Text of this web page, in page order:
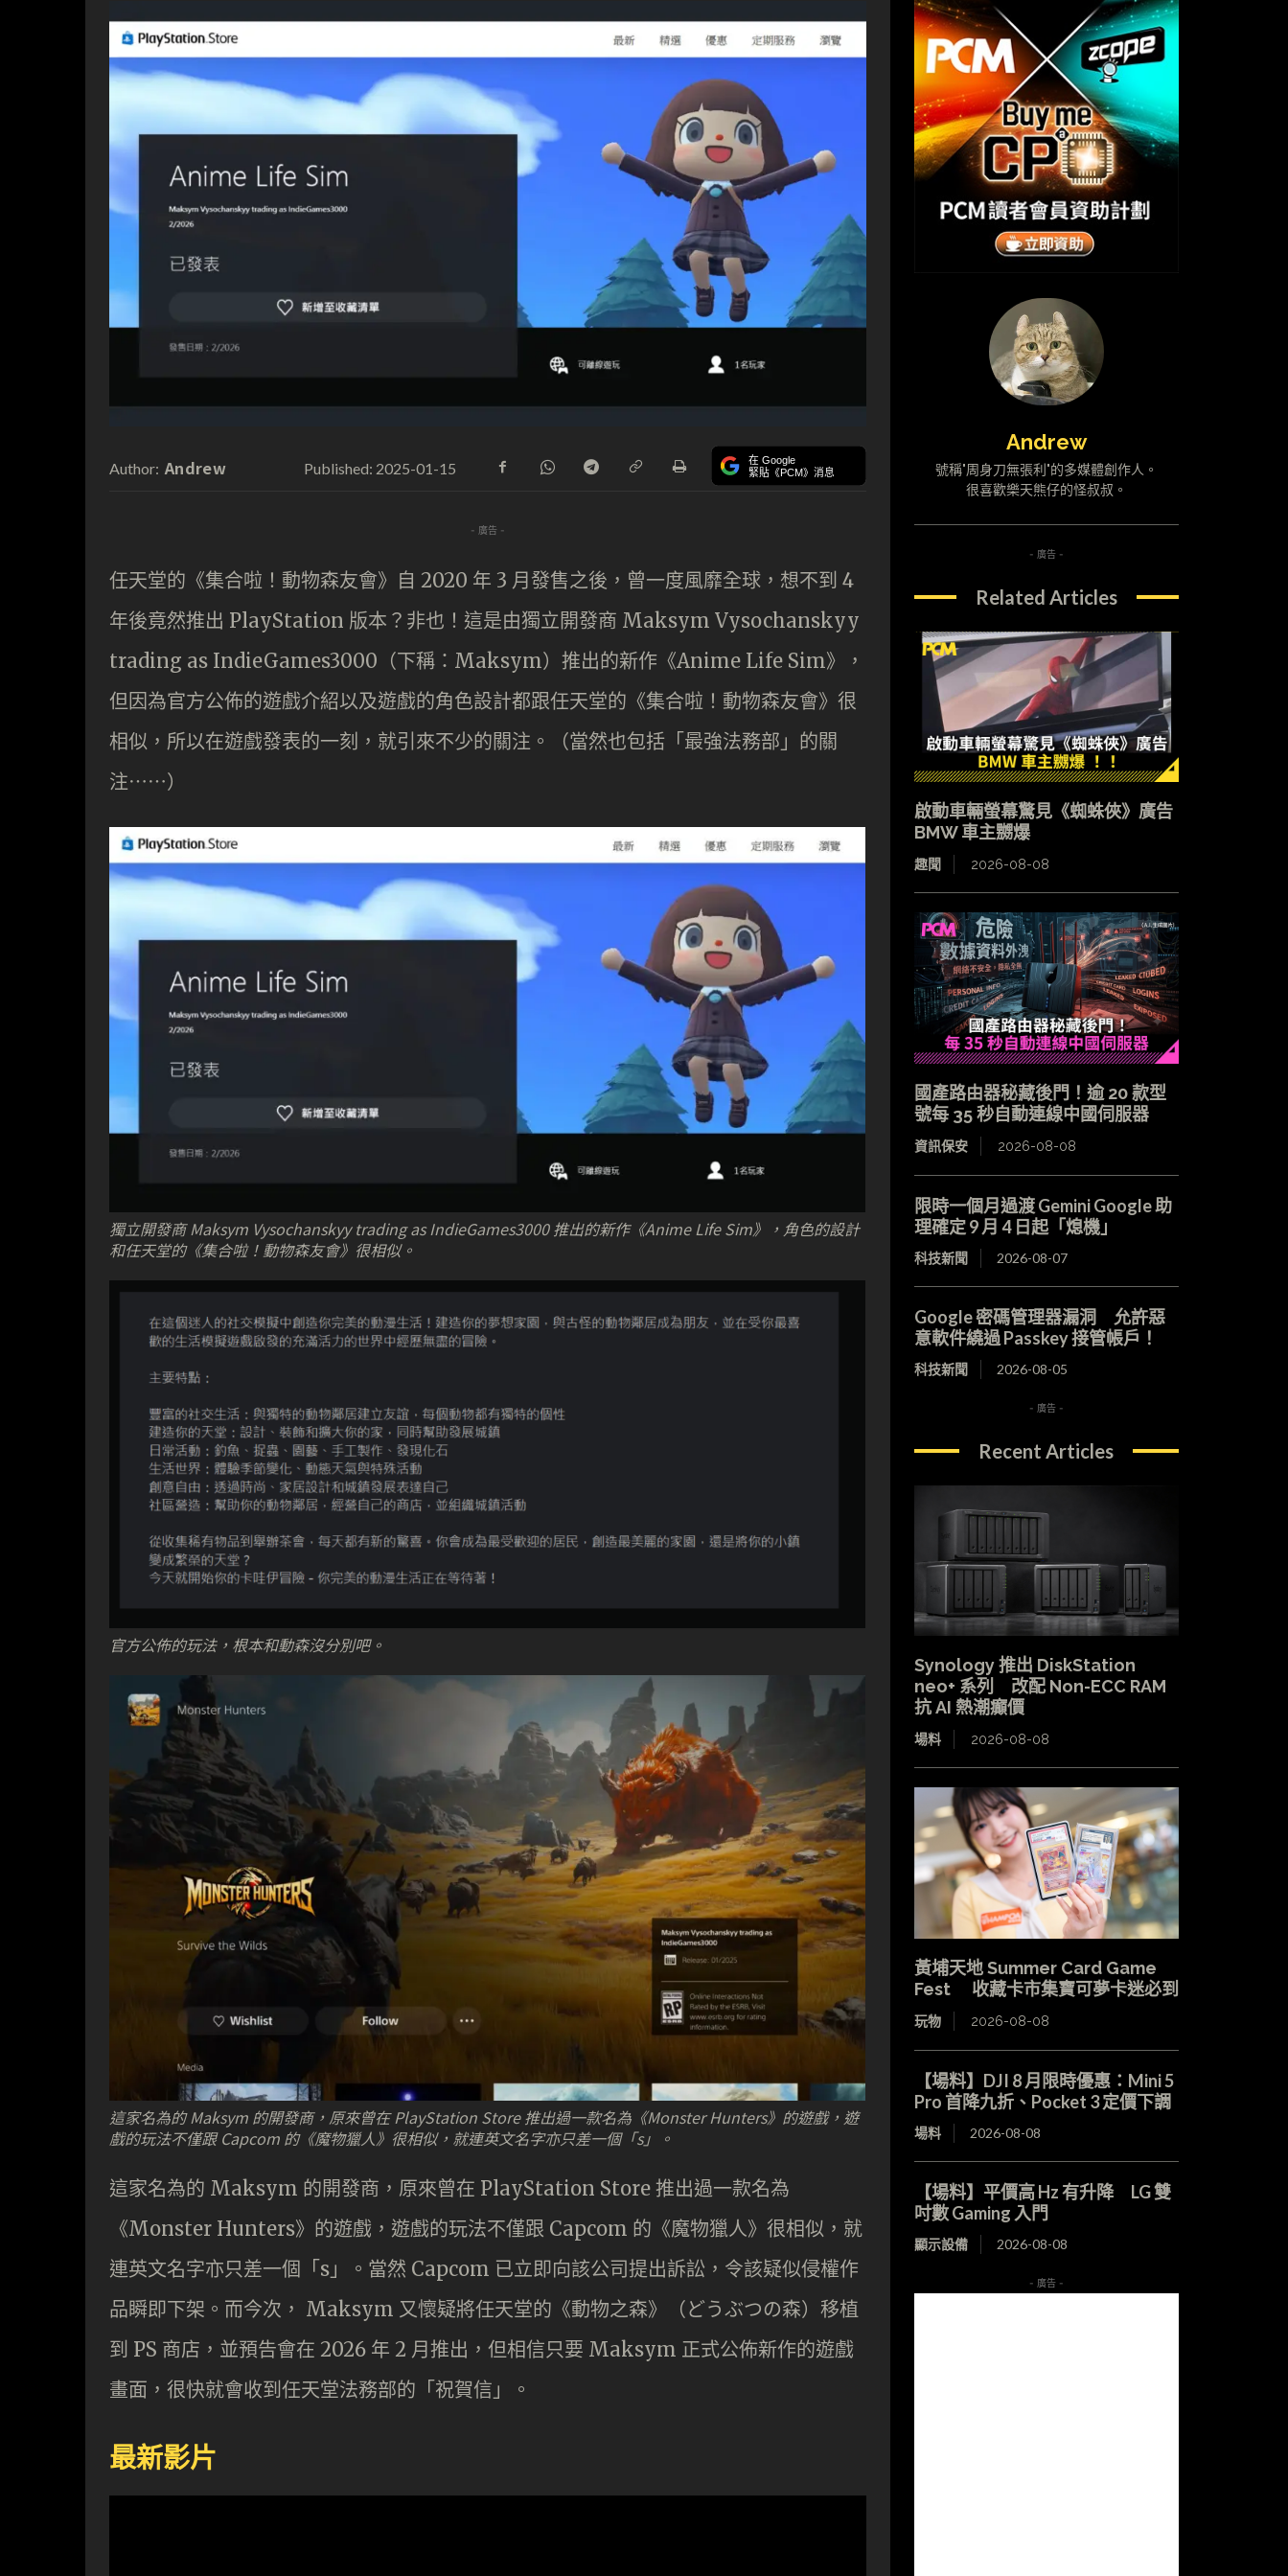
Author: Andrew Published: 2025-01-15 在 Google
緊貼《PCM》消息
- 廣告 -
任天堂的《集合啦！動物森友會》自 2020 年 3 月發售之後，曾一度風靡全球，想不到 4
年後竟然推出 PlayStation 版本？非也！這是由獨立開發商 Maksym Vysochanskyy
trading as IndieGames3000（下稱：Maksym）推出的新作《Anime Life Sim》，
但因為官方公佈的遊戲介紹以及遊戲的角色設計都跟任天堂的《集合啦！動物森友會》很
相似，所以在遊戲發表的一刻，就引來不少的關注。（當然也包括「最強法務部」的關
注⋯⋯）
獨立開發商 Maksym Vysochanskyy trading as IndieGames3000 推出的新作《Anime Life Sim》，角色的設計
和任天堂的《集合啦！動物森友會》很相似。
官方公佈的玩法，根本和動森沒分別吧。
這家名為的 Maksym 的開發商，原來曾在 PlayStation Store 推出過一款名為《Monster Hunters》的遊戲，遊
戲的玩法不僅跟 Capcom 的《魔物獵人》很相似，就連英文名字亦只差一個「s」。
這家名為的 Maksym 的開發商，原來曾在 PlayStation Store 推出過一款名為
《Monster Hunters》的遊戲，遊戲的玩法不僅跟 Capcom 的《魔物獵人》很相似，就
連英文名字亦只差一個「s」。當然 Capcom 已立即向該公司提出訴訟，令該疑似侵權作
品瞬即下架。而今次， Maksym 又懷疑將任天堂的《動物之森》（どうぶつの森）移植
到 PS 商店，並預告會在 2026 年 2 月推出，但相信只要 Maksym 正式公佈新作的遊戲
畫面，很快就會收到任天堂法務部的「祝賀信」。
最新影片
Andrew
號稱"周身刀無張利"的多媒體創作人。
很喜歡樂天熊仔的怪叔叔。
- 廣告 -
Related Articles
啟動車輛螢幕驚見《蜘蛛俠》廣告
BMW 車主嬲爆
趣聞 2026-08-08
國產路由器秘藏後門！逾 20 款型
號每 35 秒自動連線中國伺服器
資訊保安 2026-08-08
限時一個月過渡 Gemini Google 助
理確定 9 月 4 日起「熄機」
科技新聞 2026-08-07
Google 密碼管理器漏洞 允許惡
意軟件繞過 Passkey 接管帳戶！
科技新聞 2026-08-05
- 廣告 -
Recent Articles
Synology 推出 DiskStation
neo+ 系列 改配 Non-ECC RAM
抗 AI 熱潮癲價
場料 2026-08-08
黃埔天地 Summer Card Game
Fest 收藏卡市集寶可夢卡迷必到
玩物 2026-08-08
【場料】DJI 8 月限時優惠：Mini 5
Pro 首降九折、Pocket 3 定價下調
場料 2026-08-08
【場料】平價高 Hz 有升降 LG 雙
吋數 Gaming 入門
顯示設備 2026-08-08
- 廣告 -